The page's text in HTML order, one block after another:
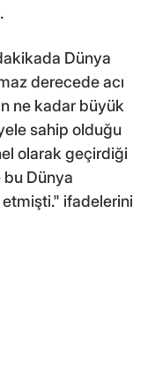
Dünya
derecede acı
ne kadar büyük
sahip olduğu
olarak geçirdiği
Dünya
etmişti." ifadelerini